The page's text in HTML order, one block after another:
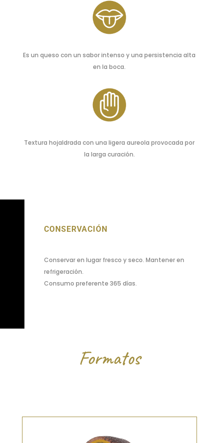
Es un queso con un sabor intenso y una persistencia alta
en la boca.
Textura hojaldrada con una ligera aureola provocada por
la larga curación.
CONSERVACIÓN
Conservar en lugar fresco y seco. Mantener en
refrigeración.
Consumo preferente 365 días.
Formatos